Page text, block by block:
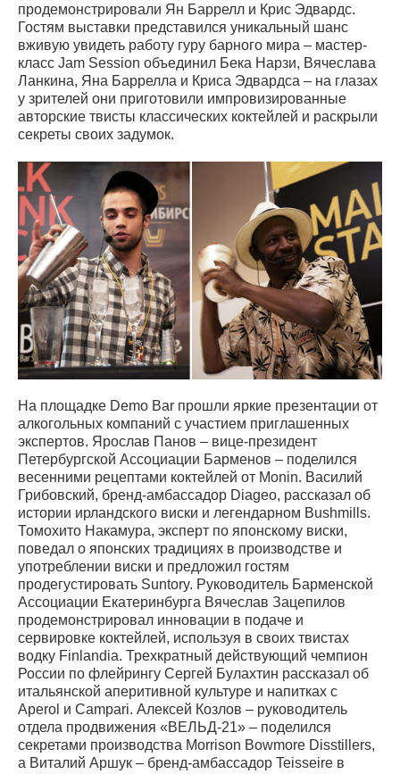
продемонстрировали Ян Баррелл и Крис Эдвардс.
Гостям выставки представился уникальный шанс
вживую увидеть работу гуру барного мира – мастер-
класс Jam Session объединил Бека Нарзи, Вячеслава
Ланкина, Яна Баррелла и Криса Эдвардса – на глазах
у зрителей они приготовили импровизированные
авторские твисты классических коктейлей и раскрыли
секреты своих задумок.
На площадке Demo Bar прошли яркие презентации от
алкогольных компаний с участием приглашенных
экспертов. Ярослав Панов – вице-президент
Петербургской Ассоциации Барменов – поделился
весенними рецептами коктейлей от Monin. Василий
Грибовский, бренд-амбассадор Diageo, рассказал об
истории ирландского виски и легендарном Bushmills.
Томохито Накамура, эксперт по японскому виски,
поведал о японских традициях в производстве и
употреблении виски и предложил гостям
продегустировать Suntory. Руководитель Барменской
Ассоциации Екатеринбурга Вячеслав Зацепилов
продемонстрировал инновации в подаче и
сервировке коктейлей, используя в своих твистах
водку Finlandia. Трехкратный действующий чемпион
России по флейрингу Сергей Булахтин рассказал об
итальянской аперитивной культуре и напитках с
Aperol и Campari. Алексей Козлов – руководитель
отдела продвижения «ВЕЛЬД-21» – поделился
секретами производства Morrison Bowmore Disstillers,
а Виталий Аршук – бренд-амбассадор Teisseire в